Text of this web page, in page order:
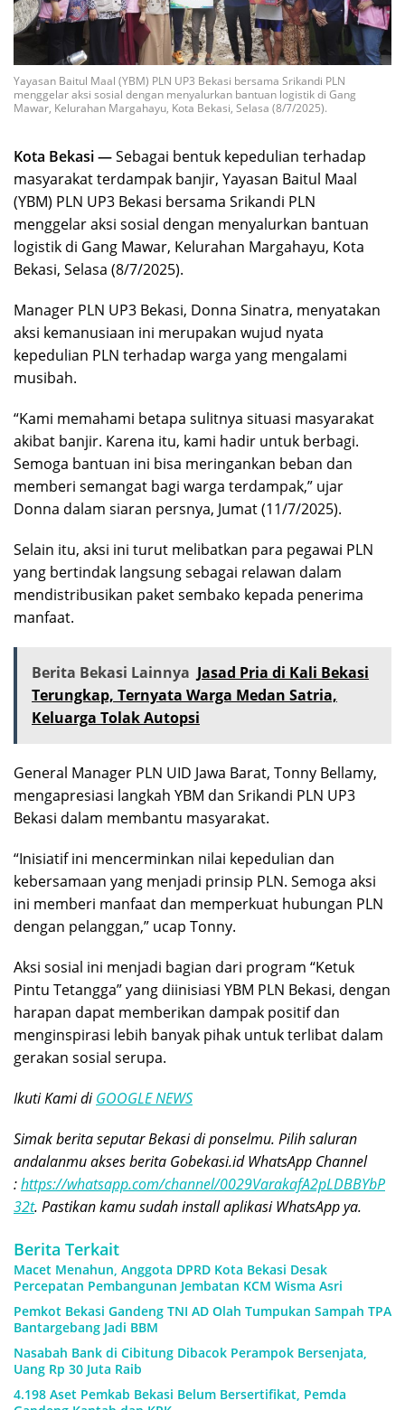
Yayasan Baitul Maal (YBM) PLN UP3 Bekasi bersama Srikandi PLN
menggelar aksi sosial dengan menyalurkan bantuan logistik di Gang
Mawar, Kelurahan Margahayu, Kota Bekasi, Selasa (8/7/2025).
Kota Bekasi —Sebagai bentuk kepedulian terhadap
masyarakat terdampak banjir, Yayasan Baitul Maal
(YBM) PLN UP3 Bekasi bersama Srikandi PLN
menggelar aksi sosial dengan menyalurkan bantuan
logistik di Gang Mawar, Kelurahan Margahayu, Kota
Bekasi, Selasa (8/7/2025).
Manager PLN UP3 Bekasi, Donna Sinatra, menyatakan
aksi kemanusiaan ini merupakan wujud nyata
kepedulian PLN terhadap warga yang mengalami
musibah.
“Kami memahami betapa sulitnya situasi masyarakat
akibat banjir. Karena itu, kami hadir untuk berbagi.
Semoga bantuan ini bisa meringankan beban dan
memberi semangat bagi warga terdampak,” ujar
Donna dalam siaran persnya, Jumat (11/7/2025).
Selain itu, aksi ini turut melibatkan para pegawai PLN
yang bertindak langsung sebagai relawan dalam
mendistribusikan paket sembako kepada penerima
manfaat.
Berita Bekasi Lainnya Jasad Pria di Kali Bekasi
Terungkap, Ternyata Warga Medan Satria,
Keluarga Tolak Autopsi
General Manager PLN UID Jawa Barat, Tonny Bellamy,
mengapresiasi langkah YBM dan Srikandi PLN UP3
Bekasi dalam membantu masyarakat.
“Inisiatif ini mencerminkan nilai kepedulian dan
kebersamaan yang menjadi prinsip PLN. Semoga aksi
ini memberi manfaat dan memperkuat hubungan PLN
dengan pelanggan,” ucap Tonny.
Aksi sosial ini menjadi bagian dari program “Ketuk
Pintu Tetangga” yang diinisiasi YBM PLN Bekasi, dengan
harapan dapat memberikan dampak positif dan
menginspirasi lebih banyak pihak untuk terlibat dalam
gerakan sosial serupa.
Ikuti Kami diGOOGLE NEWS
Simak berita seputar Bekasi di ponselmu. Pilih saluran
andalanmu akses berita Gobekasi.id WhatsApp Channel
:https://whatsapp.com/channel/0029VarakafA2pLDBBYbP
32t. Pastikan kamu sudah install aplikasi WhatsApp ya.
Berita Terkait
Macet Menahun, Anggota DPRD Kota Bekasi Desak
Percepatan Pembangunan Jembatan KCM Wisma Asri
Pemkot Bekasi Gandeng TNI AD Olah Tumpukan Sampah TPA
Bantargebang Jadi BBM
Nasabah Bank di Cibitung Dibacok Perampok Bersenjata,
Uang Rp 30 Juta Raib
4.198 Aset Pemkab Bekasi Belum Bersertifikat, Pemda